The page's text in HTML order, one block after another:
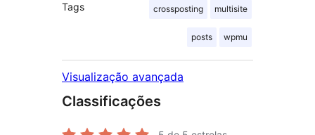
Tags crossposting multisite
posts wpmu
Visualização avançada
Classificações